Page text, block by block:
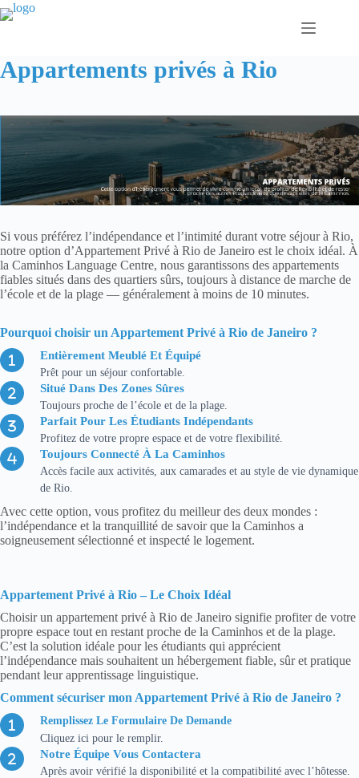
Passer
au
Appartements privés à Rio
Si vous préférez l’indépendance et l’intimité durant votre séjour à Rio,
notre option d’Appartement Privé à Rio de Janeiro est le choix idéal. À
la Caminhos Language Centre, nous garantissons des appartements
fiables situés dans des quartiers sûrs, toujours à distance de marche de
l’école et de la plage — généralement à moins de 10 minutes.
Pourquoi choisir un Appartement Privé à Rio de Janeiro ?
Entièrement Meublé Et Équipé
Prêt pour un séjour confortable.
Situé Dans Des Zones Sûres
Toujours proche de l’école et de la plage.
Parfait Pour Les Étudiants Indépendants
Profitez de votre propre espace et de votre flexibilité.
Toujours Connecté À La Caminhos
Accès facile aux activités, aux camarades et au style de vie dynamique
de Rio.
Avec cette option, vous profitez du meilleur des deux mondes :
l’indépendance et la tranquillité de savoir que la Caminhos a
soigneusement sélectionné et inspecté le logement.
Appartement Privé à Rio – Le Choix Idéal
Choisir un appartement privé à Rio de Janeiro signifie profiter de votre
propre espace tout en restant proche de la Caminhos et de la plage.
C’est la solution idéale pour les étudiants qui apprécient
l’indépendance mais souhaitent un hébergement fiable, sûr et pratique
pendant leur apprentissage linguistique.
Comment sécuriser mon Appartement Privé à Rio de Janeiro ?
Remplissez Le Formulaire De Demande
Cliquez ici pour le remplir.
Notre Équipe Vous Contactera
Après avoir vérifié la disponibilité et la compatibilité avec l’hôtesse.